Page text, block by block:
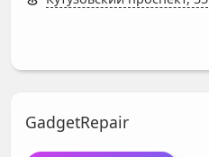
GadgetRepair